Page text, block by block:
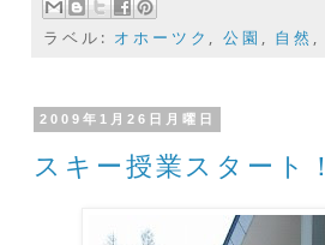
ラベル: オホーツク ,公園 , 自然 ,
2009年1月26日月曜日
スキー授業スタート！